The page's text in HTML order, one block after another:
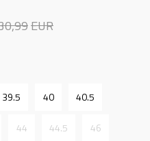
EUR
39.5 40 40.5
44 44.5 46